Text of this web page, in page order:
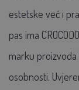
estetske već i
pas ima
marku
osobnosti.